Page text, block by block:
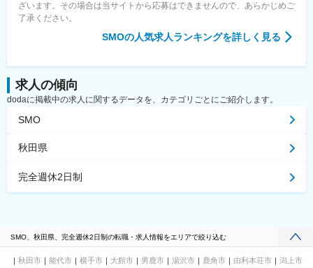
ざいます。その場合は当サイトから応募はできませんので、あらかじめご
了承ください。
SMOの人気求人ランキングを詳しく見る
求人の傾向
dodaに掲載中の求人に関するデータを、カテゴリごとにご紹介します。
SMO
秋田県
完全週休2日制
SMO、秋田県、完全週休2日制の転職・求人情報をエリアで絞り込む
秋田市 能代市 横手市 大館市 男鹿市 湯沢市 鹿角市 由利本荘市
潟上市